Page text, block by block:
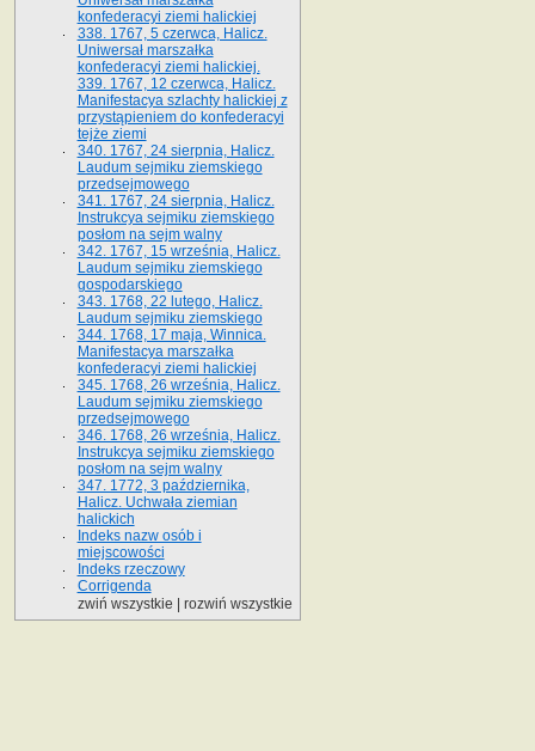
konfederacyi ziemi halickiej
338. 1767, 5 czerwca, Halicz.
Uniwersał marszałka
konfederacyi ziemi halickiej.
339. 1767, 12 czerwca, Halicz.
Manifestacya szlachty halickiej z
przystąpieniem do konfederacyi
tejże ziemi
340. 1767, 24 sierpnia, Halicz.
Laudum sejmiku ziemskiego
przedsejmowego
341. 1767, 24 sierpnia, Halicz.
Instrukcya sejmiku ziemskiego
posłom na sejm walny
342. 1767, 15 września, Halicz.
Laudum sejmiku ziemskiego
gospodarskiego
343. 1768, 22 lutego, Halicz.
Laudum sejmiku ziemskiego
344. 1768, 17 maja, Winnica.
Manifestacya marszałka
konfederacyi ziemi halickiej
345. 1768, 26 września, Halicz.
Laudum sejmiku ziemskiego
przedsejmowego
346. 1768, 26 września, Halicz.
Instrukcya sejmiku ziemskiego
posłom na sejm walny
347. 1772, 3 października,
Halicz. Uchwała ziemian
halickich
Indeks nazw osób i
miejscowości
Indeks rzeczowy
Corrigenda
zwiń wszystkie
rozwiń wszystkie